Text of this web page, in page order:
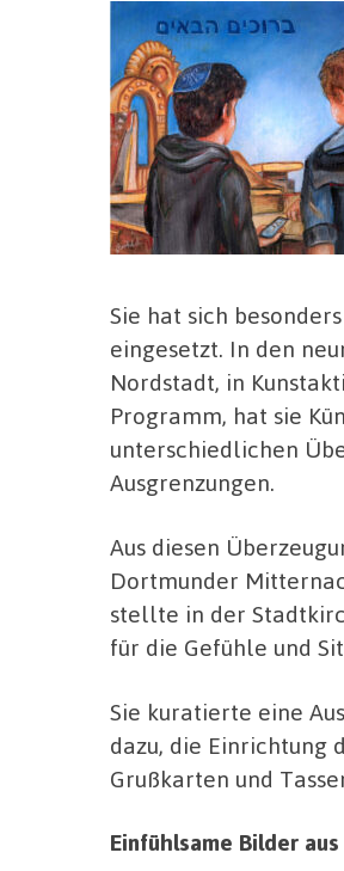
Sie hat sich
eingesetzt. In den
Nordstadt, in
Programm, hat sie
unterschiedlichen
Ausgrenzungen.
Aus diesen
Dortmunder
stellte in der
für die Gefühle und
Sie kuratierte eine
dazu, die Einrichtung
Grußkarten und
Einfühlsame Bilder